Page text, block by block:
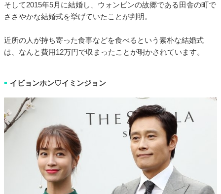
そして2015年5月に結婚し、ウォンビンの故郷である田舎の町で
ささやかな結婚式を挙げていたことが判明。
近所の人が持ち寄った食事などを食べるという素朴な結婚式
は、なんと費用12万円で収まったことが明かされています。
■ イビョンホン♡イミンジョン